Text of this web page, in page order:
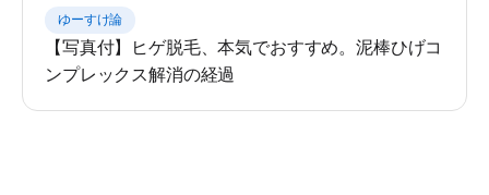
ゆーすけ論
【写真付】ヒゲ脱毛、本気でおすすめ。泥棒ひげコ
ンプレックス解消の経過